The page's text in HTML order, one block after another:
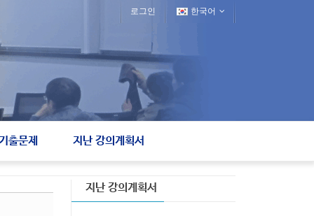
로그인 한국어
출문제 지난 강의계획서
지난 강의계획서